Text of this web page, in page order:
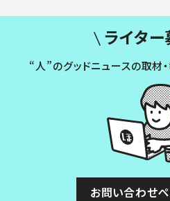
ライター
“人”のグッドニュースの取材
お問い合わせ